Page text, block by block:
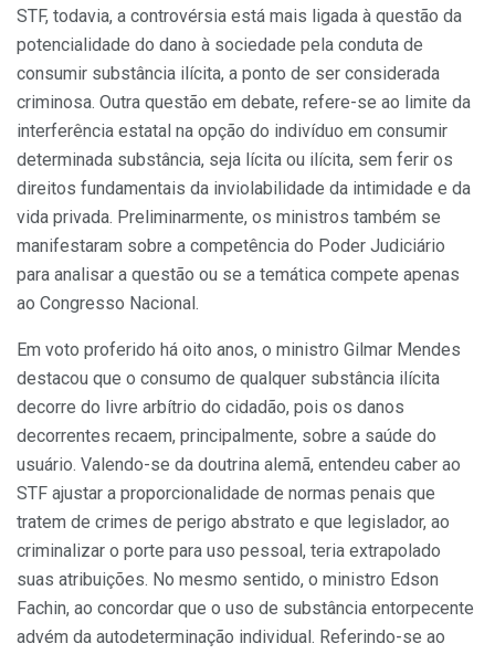
STF, todavia, a controvérsia está mais ligada à questão da
potencialidade do dano à sociedade pela conduta de
consumir substância ilícita, a ponto de ser considerada
criminosa. Outra questão em debate, refere-se ao limite da
interferência estatal na opção do indivíduo em consumir
determinada substância, seja lícita ou ilícita, sem ferir os
direitos fundamentais da inviolabilidade da intimidade e da
vida privada. Preliminarmente, os ministros também se
manifestaram sobre a competência do Poder Judiciário
para analisar a questão ou se a temática compete apenas
ao Congresso Nacional.
Em voto proferido há oito anos, o ministro Gilmar Mendes
destacou que o consumo de qualquer substância ilícita
decorre do livre arbítrio do cidadão, pois os danos
decorrentes recaem, principalmente, sobre a saúde do
usuário. Valendo-se da doutrina alemã, entendeu caber ao
STF ajustar a proporcionalidade de normas penais que
tratem de crimes de perigo abstrato e que legislador, ao
criminalizar o porte para uso pessoal, teria extrapolado
suas atribuições. No mesmo sentido, o ministro Edson
Fachin, ao concordar que o uso de substância entorpecente
advém da autodeterminação individual. Referindo-se ao